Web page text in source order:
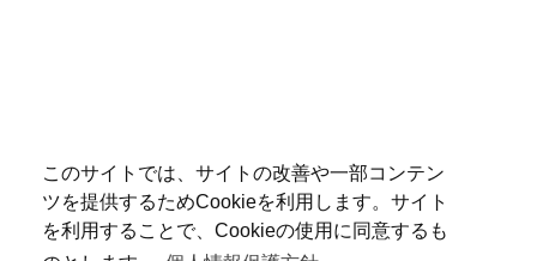
このサイトでは、サイトの改善や一部コンテン
ツを提供するためCookieを利用します。サイト
を利用することで、Cookieの使用に同意するも